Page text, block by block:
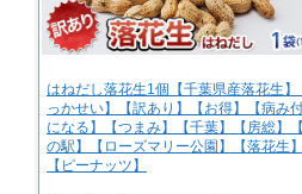
はねだし落花生1個【千葉県産落花生】
っかせい】【訳あり】【お得】【病み
になる】【つまみ】【千葉】【房総】
の駅】【ローズマリー公園】【落花生】
【ピーナッツ】